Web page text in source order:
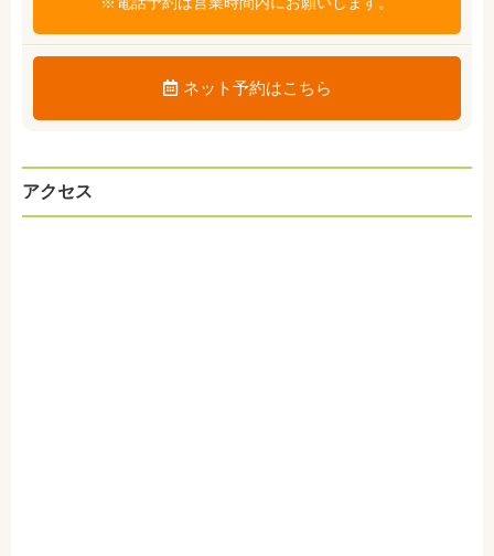
ネット予約はこちら
アクセス